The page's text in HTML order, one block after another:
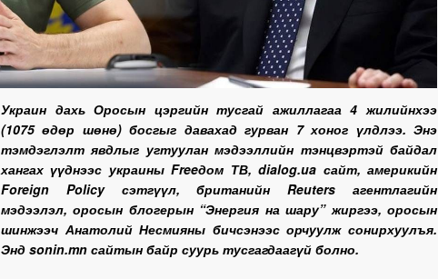
Украин дахь Оросын цэргийн тусгай ажиллагаа 4 жилийнхээ
(1075 өдөр шөнө) босгыг давахад гурван 7 хоног үлдлээ. Энэ
тэмдэглэлт явдлыг угтуулан мэдээллийн тэнцвэртэй байдал
хангах үүднээс украины Freeдом ТВ, dialog.ua сайт, америкийн
Foreign Policy сэтгүүл, британийн Reuters агентлагийн
мэдээлэл, оросын блогерын “Энергия на шару” жиргээ, оросын
шинжээч Анатолий Несмияны бичсэнээс орчуулж сонирхуулъя.
Энд sonin.mn сайтын байр суурь тусгагдаагүй болно.